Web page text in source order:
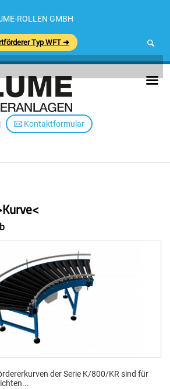
ROLLEN GMBH
Typ WFT ➜
Kontaktformular
der Serie K/800/KR sind für